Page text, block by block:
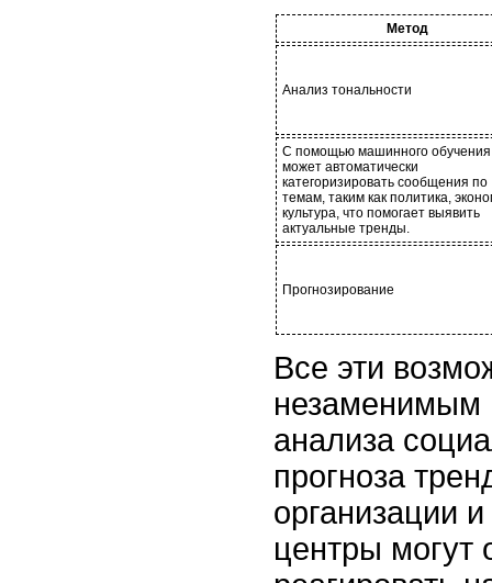
Метод
Анализ тональности
С помощью машинного
может автоматически
категоризировать сообщения по
темам, таким как политика,
культура, что помогает выявить
актуальные тренды.
Прогнозирование
Все эти
незаменимым
анализа
прогноза
организации
центры могут